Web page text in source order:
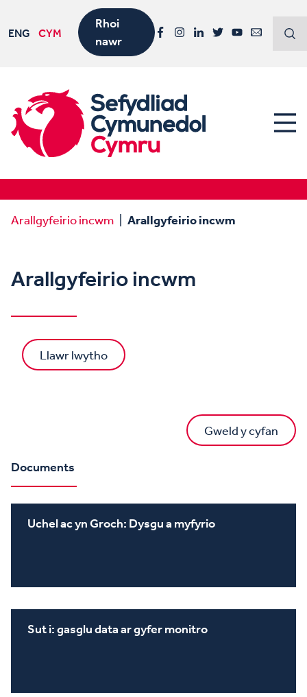
ENG CYM
Rhoi
nawr
Arallgyfeirio incwm Arallgyfeirio incwm
Arallgyfeirio incwm
Llawr lwytho
Documents
Gweld y cyfan
Uchel ac yn Groch: Dysgu a myfyrio
Sut i: gasglu data ar gyfer monitro